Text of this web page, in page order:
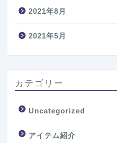
2021年8月
2021年5月
カテゴリー
Uncategorized
アイテム紹介